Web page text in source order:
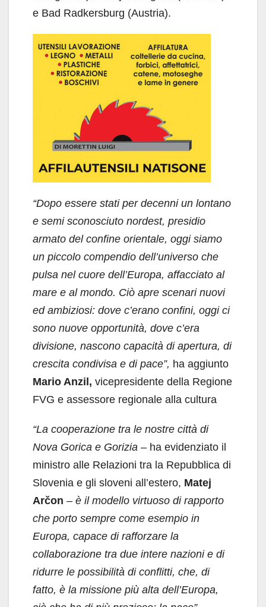
e Bad Radkersburg (Austria).
“Dopo essere stati per decenni un lontano
e semi sconosciuto nordest, presidio
armato del confine orientale, oggi siamo
un piccolo compendio dell’universo che
pulsa nel cuore dell’Europa, affacciato al
mare e al mondo. Ciò apre scenari nuovi
ed ambiziosi: dove c’erano confini, oggi ci
sono nuove opportunità, dove c’era
divisione, nascono capacità di apertura, di
crescita condivisa e di pace”, ha aggiunto
Mario Anzil, vicepresidente della Regione
FVG e assessore regionale alla cultura
“La cooperazione tra le nostre città di
Nova Gorica e Gorizia – ha evidenziato il
ministro alle Relazioni tra la Repubblica di
Slovenia e gli sloveni all’estero, Matej
Arčon – è il modello virtuoso di rapporto
che porto sempre come esempio in
Europa, capace di rafforzare la
collaborazione tra due intere nazioni e di
ridurre le possibilità di conflitti, che, di
fatto, è la missione più alta dell’Europa,